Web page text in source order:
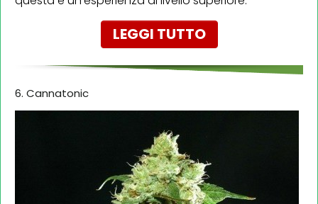
LEGGI TUTTO
6. Cannatonic